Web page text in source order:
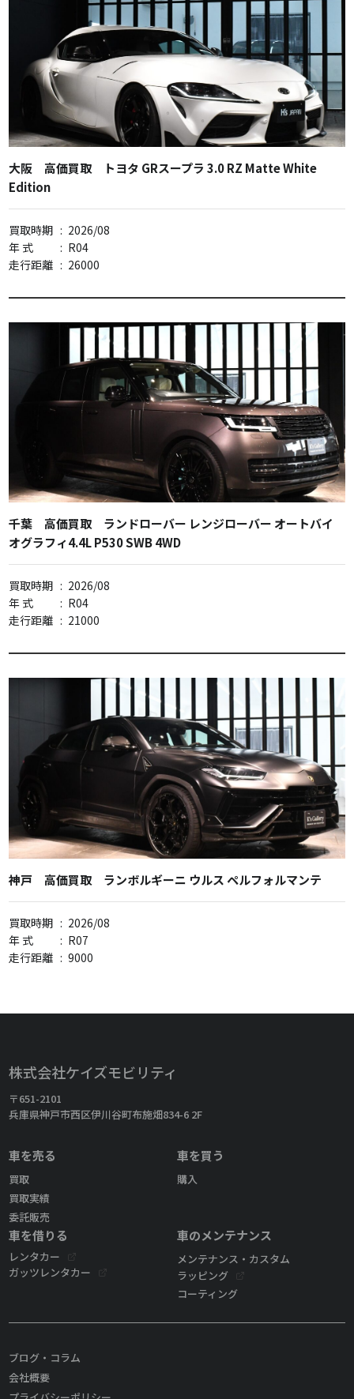
大阪 高価買取 トヨタ GRスープラ 3.0 RZ Matte White
Edition
買取時期 : 2026/08
年 式
: R04
走行距離 : 26000
千葉 高価買取 ランドローバー レンジローバー オートバイ
オグラフィ4.4L P530 SWB 4WD
買取時期 : 2026/08
年 式
: R04
走行距離 : 21000
神戸 高価買取 ランボルギーニ ウルス ペルフォルマンテ
買取時期 : 2026/08
年 式
: R07
走行距離 : 9000
株式会社ケイズモビリティ
〒651-2101
兵庫県神戸市西区伊川谷町布施畑834-6 2F
車を売る
買取
買取実績
委託販売
車を買う
購入
車を借りる
レンタカー
ガッツレンタカー
車のメンテナンス
メンテナンス・カスタム
ラッピング
コーティング
ブログ・コラム
会社概要